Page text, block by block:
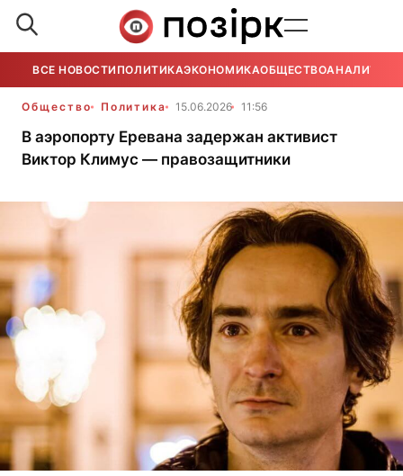
ВСЕ НОВОСТИ ПОЛИТИКАЭКОНОМИКАОБЩЕСТВОАНАЛИТИКА
Общество Политика 15.06.2026 11:56
В аэропорту Еревана задержан активист
Виктор Климус — правозащитники